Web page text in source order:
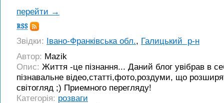
перейти →
Підписка
Звідки: Івано-Франківська обл., Галицький р-н
Автор: Mazik
Опис: Життя -це пізнання... Даний блог увібрав в
пізнавальне відео,статті,фото,роздуми, що
світогляд ;) Приемного перегляду!
Категорія: розваги